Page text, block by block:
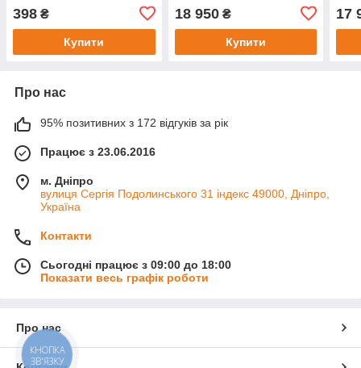
398 ₴
Купити
18 950₴
Купити
17
Про нас
95% позитивних з 172 відгуків за рік
Працює з 23.06.2016
м. Дніпро
вулиця Сергія Подолинського 31 індекс 49000, Дніпро,
Україна
Контакти
Сьогодні працює з 09:00 до 18:00
Показати весь графік роботи
Про нас
КНОПКА
ЗВ'ЯЗКУ